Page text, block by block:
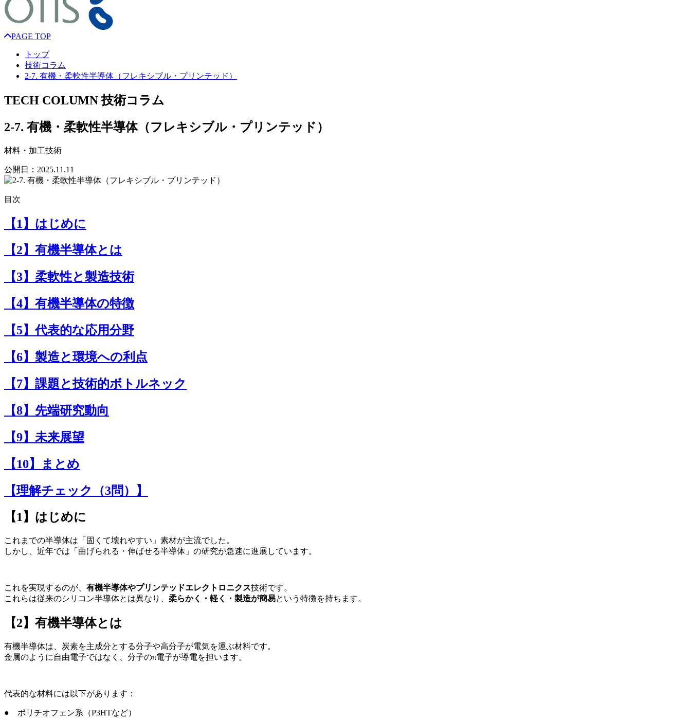
PAGE TOP
トップ
技術コラム
2-7. 有機・柔軟性半導体（フレキシブル・プリンテッド）
TECH COLUMN 技術コラム
2-7. 有機・柔軟性半導体（フレキシブル・プリンテッド）
材料・加工技術
公開日： 2025.11.11
目次
【1】はじめに
【2】有機半導体とは
【3】柔軟性と製造技術
【4】有機半導体の特徴
【5】代表的な応用分野
【6】製造と環境への利点
【7】課題と技術的ボトルネック
【8】先端研究動向
【9】未来展望
【10】まとめ
【理解チェック（3問）】
【1】はじめに
これまでの半導体は「固くて壊れやすい」素材が主流でした。
しかし、近年では「曲げられる・伸ばせる半導体」の研究が急速に進展しています。
これを実現するのが、 有機半導体やプリンテッドエレクトロニクス技術です。
これらは従来のシリコン半導体とは異なり、 柔らかく・軽く・製造が簡易という特徴を持ちます。
【2】有機半導体とは
有機半導体は、炭素を主成分とする分子や高分子が電気を運ぶ材料です。
金属のように自由電子ではなく、分子のπ電子が導電を担います。
代表的な材料には以下があります：
● ポリチオフェン系（P3HTなど）